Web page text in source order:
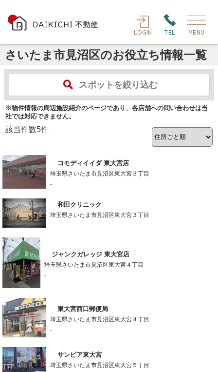
LOGIN TEL MENU
さいたま市見沼区のお役立ち情報一覧
スポットを絞り込む
※物件情報の周辺施設紹介のページであり、各店舗への問い合わせは当
社では対応できません。
該当件数5件
コモディイイダ 東大宮店
埼玉県さいたま市見沼区東大宮３丁目
-
和田クリニック
埼玉県さいたま市見沼区東大宮３丁目
-
ジャンクガレッジ 東大宮店
埼玉県さいたま市見沼区東大宮４丁目
-
東大宮西口郵便局
埼玉県さいたま市見沼区東大宮４丁目
-
サンピア東大宮
埼玉県さいたま市見沼区東大宮５丁目